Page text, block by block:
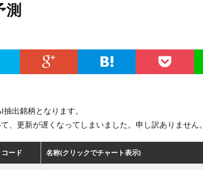
測
出銘柄となります。
、更新が遅くなってしまいました。申し訳ありません。
コード 名称(クリックでチャート表示)